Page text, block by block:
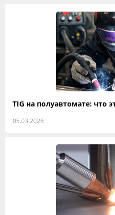
TIG на полуавтомате: что
05.03.2026